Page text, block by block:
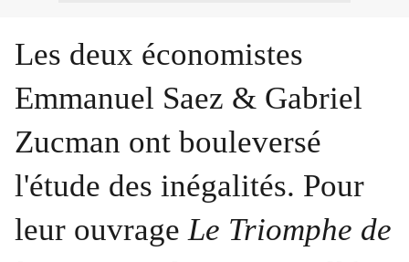
Les deux économistes
Emmanuel Saez & Gabriel
Zucman ont bouleversé
l'étude des inégalités. Pour
leur ouvrage Le Triomphe de